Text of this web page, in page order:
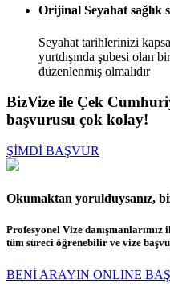
Orijinal Seyahat sağlık
Seyahat tarihlerinizi
yurtdışında şubesi olan
düzenlenmiş olmalıdır
BizVize ile Çek
başvurusu çok kolay!
ŞİMDİ BAŞVUR
Okumaktan yorulduysanız,
Profesyonel Vize
tüm süreci öğrenebilir ve vize
BENİ ARAYIN ONLINE